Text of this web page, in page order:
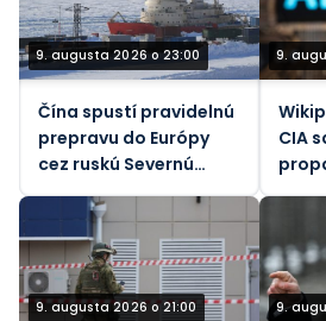
9. augusta 2026 o 23:00
Čína spustí pravidelnú
prepravu do Európy
cez ruskú Severnú
námornú trasu –
Rosatom
9.
CIA
9. augusta 2026 o 21:00 9.